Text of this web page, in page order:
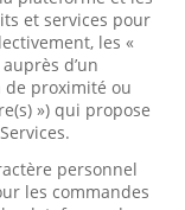
et services pour
les «
d’un
de proximité ou
») qui propose
personnel
les commandes